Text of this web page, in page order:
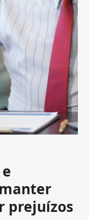
prejuízos